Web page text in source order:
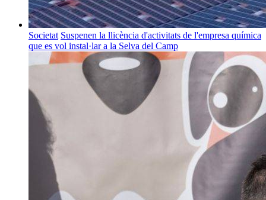
Societat Suspenen la llicència d'activitats de l'empresa química
que es vol instal·lar a la Selva del Camp